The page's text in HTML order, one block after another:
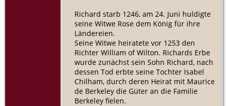
Richard starb 1246, am 24. Juni huldigte
seine Witwe Rose dem König für ihre
Ländereien.
Seine Witwe heiratete vor 1253 den
Richter William of Wilton. Richards Erbe
wurde zunächst sein Sohn Richard, nach
dessen Tod erbte seine Tochter Isabel
Chilham, durch deren Heirat mit Maurice
de Berkeley die Güter an die Familie
Berkeley fielen.